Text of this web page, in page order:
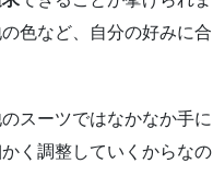
色など、自分の好みに合
スーツではなかなか手に
く調整していくからなの